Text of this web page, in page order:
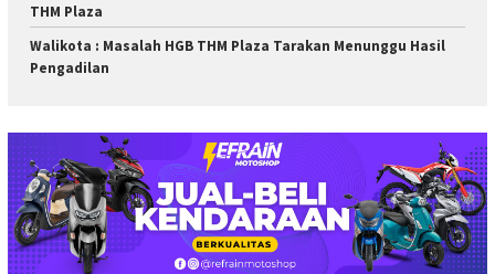
THM Plaza
Walikota : Masalah HGB THM Plaza Tarakan Menunggu Hasil
Pengadilan